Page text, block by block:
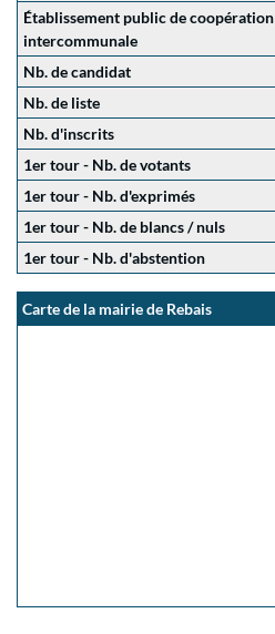
Établissement public de coopération
intercommunale
Nb. de candidat
Nb. de liste
Nb. d'inscrits
1er tour - Nb. de votants
1er tour - Nb. d'exprimés
1er tour - Nb. de blancs / nuls
1er tour - Nb. d'abstention
Carte de la mairie de Rebais